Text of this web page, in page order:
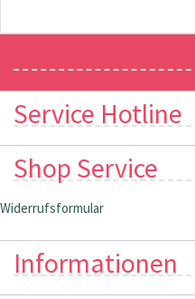
Service Hotline
Shop Service
Widerrufsformular
Informationen